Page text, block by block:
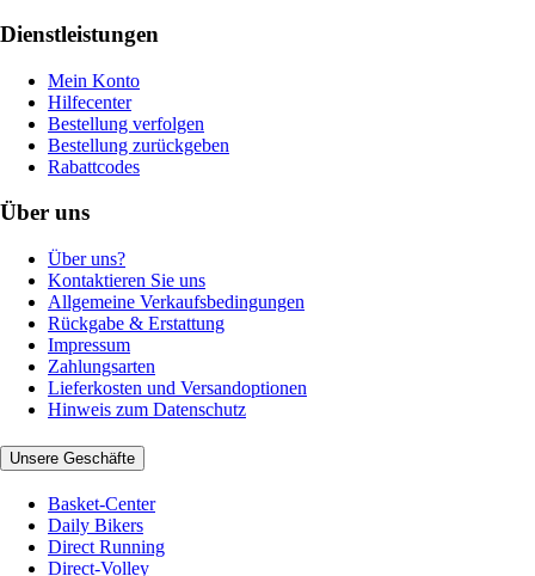
Dienstleistungen
Mein Konto
Hilfecenter
Bestellung verfolgen
Bestellung zurückgeben
Rabattcodes
Über uns
Über uns?
Kontaktieren Sie uns
Allgemeine Verkaufsbedingungen
Rückgabe & Erstattung
Impressum
Zahlungsarten
Lieferkosten und Versandoptionen
Hinweis zum Datenschutz
Unsere Geschäfte
Basket-Center
Daily Bikers
Direct Running
Direct-Volley